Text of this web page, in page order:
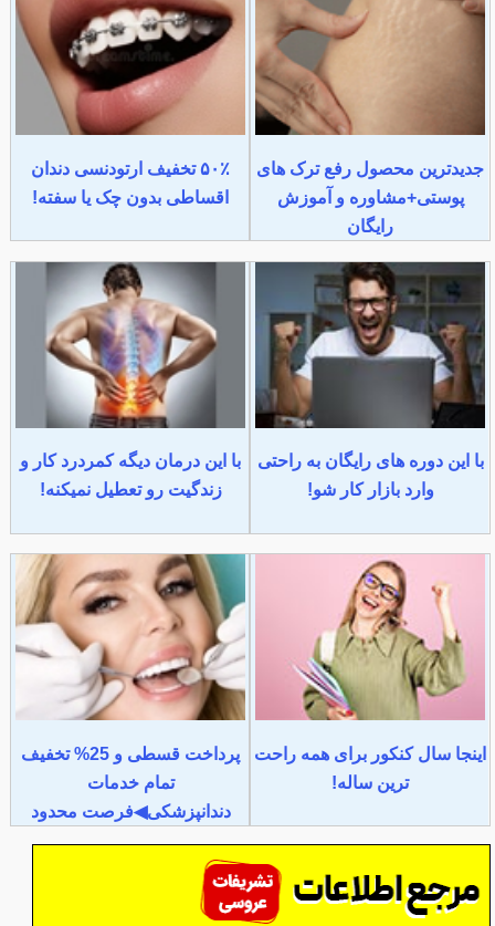
جدیدترین محصول رفع ترک های
پوستی+مشاوره و آموزش
رایگان
۵۰٪ تخفیف ارتودنسی دندان
اقساطی بدون چک یا سفته!
با این دوره های رایگان به راحتی
وارد بازار کار شو!
با این درمان دیگه کمردرد کار و
زندگیت رو تعطیل نمیکنه!
اینجا سال کنکور برای همه راحت
ترین ساله!
پرداخت قسطی و 25% تخفیف
تمام خدمات
دندانپزشکی◀فرصت محدود